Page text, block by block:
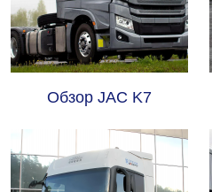
Обзор JAC K7